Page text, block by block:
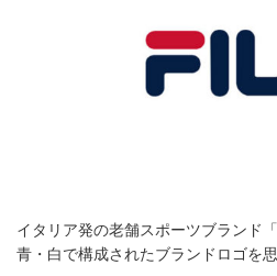
イタリア発の老舗スポーツブランド
青・白で構成されたブランドロゴを